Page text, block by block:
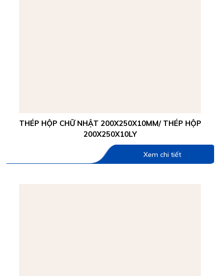
THÉP HỘP CHỮ NHẬT 200X250X10MM/ THÉP HỘP
200X250X10LY
Xem chi tiết